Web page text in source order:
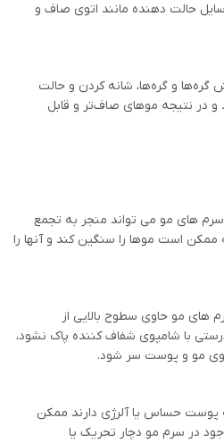
حالت دهنده مانند اتوی صاف و
گره‌ها و گره‌ها، شانه کردن و حالت
و در نتیجه موهای صاف‌تر و قابل
های مو می تواند منجر به تجمع
است موها را سنگین کند و آنها را
های مو حاوی سطوح بالایی از
با شامپوی شفاف کننده پاک نشود،
مو و پوست سر شود.
پوست حساس یا آلرژی دارند ممکن
در سرم مو دچار تحریک یا